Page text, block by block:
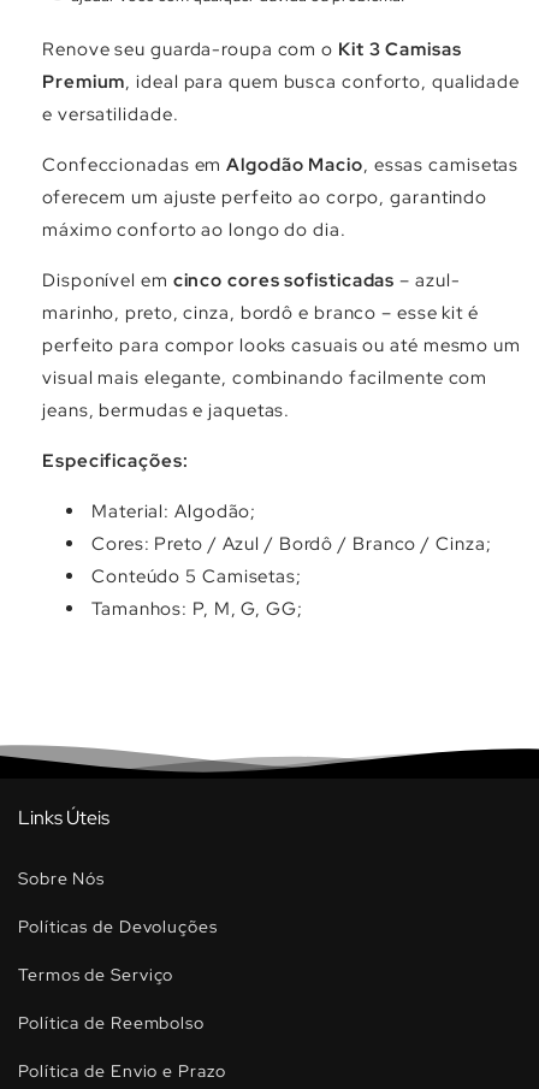
Renove seu guarda-roupa com o Kit 3 Camisas
Premium, ideal para quem busca conforto, qualidade
e versatilidade.
Confeccionadas emAlgodão Macio, essas camisetas
oferecem um ajuste perfeito ao corpo, garantindo
máximo conforto ao longo do dia.
Disponível em cinco cores sofisticadas – azul-
marinho, preto, cinza, bordô e branco – esse kit é
perfeito para compor looks casuais ou até mesmo um
visual mais elegante, combinando facilmente com
jeans, bermudas e jaquetas.
Especificações:
Material: Algodão;
Cores: Preto / Azul / Bordô / Branco / Cinza;
Conteúdo 5 Camisetas;
Tamanhos: P, M, G, GG;
Links Úteis
Sobre Nós
Políticas de Devoluções
Termos de Serviço
Política de Reembolso
Política de Envio e Prazo